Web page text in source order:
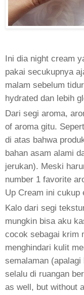
Ini dia night cream
pakai secukupnya
malam sebelum
hydrated dan lebih
Dari segi aroma,
of aroma gitu.
di atas bahwa
bahan asam alami
jerukan). Meski
number 1 favorite
Up Cream ini cukup
Kalo dari segi
mungkin bisa aku
cocok sebagai krim
menghindari kulit
semalaman
selalu di ruangan
as well, but without